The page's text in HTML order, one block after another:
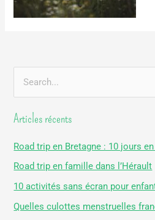
c
r
c
h
Articles récents
Road trip en Bretagne : 10 jours
Road trip en famille dans l’Hérault
10 activités sans écran pour
Quelles culottes menstruelles